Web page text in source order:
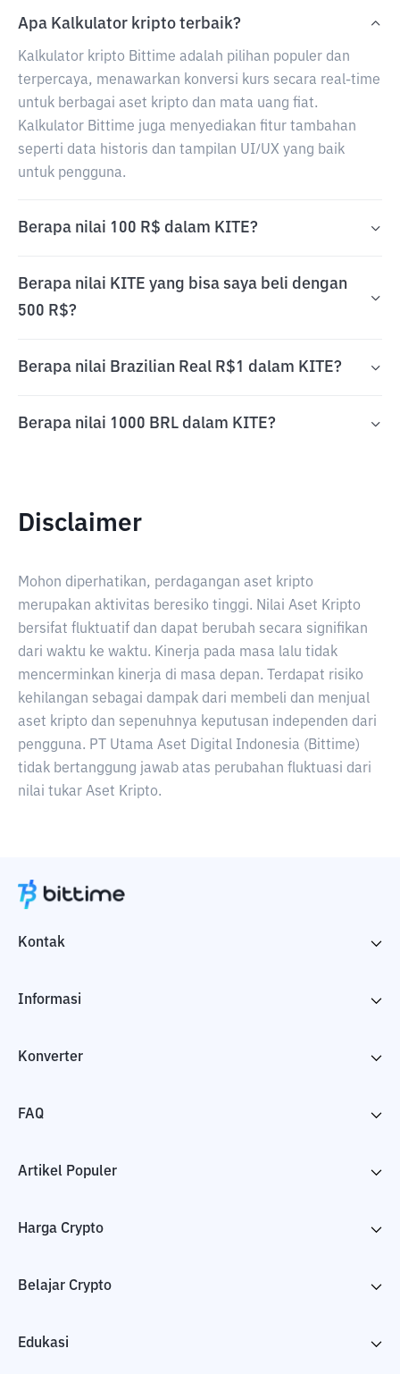
Apa Kalkulator kripto terbaik?
Kalkulator kripto Bittime adalah pilihan populer dan
terpercaya, menawarkan konversi kurs secara real-time
untuk berbagai aset kripto dan mata uang fiat.
Kalkulator Bittime juga menyediakan fitur tambahan
seperti data historis dan tampilan UI/UX yang baik
untuk pengguna.
Berapa nilai 100 R$ dalam KITE?
Berapa nilai KITE yang bisa saya beli dengan
500 R$?
Berapa nilai Brazilian Real R$1 dalam KITE?
Berapa nilai 1000 BRL dalam KITE?
Disclaimer
Mohon diperhatikan, perdagangan aset kripto
merupakan aktivitas beresiko tinggi. Nilai Aset Kripto
bersifat fluktuatif dan dapat berubah secara signifikan
dari waktu ke waktu. Kinerja pada masa lalu tidak
mencerminkan kinerja di masa depan. Terdapat risiko
kehilangan sebagai dampak dari membeli dan menjual
aset kripto dan sepenuhnya keputusan independen dari
pengguna. PT Utama Aset Digital Indonesia (Bittime)
tidak bertanggung jawab atas perubahan fluktuasi dari
nilai tukar Aset Kripto.
Kontak
Informasi
Konverter
FAQ
Artikel Populer
Harga Crypto
Belajar Crypto
Edukasi